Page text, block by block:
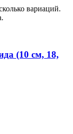
вариаций.
(10 см, 18,